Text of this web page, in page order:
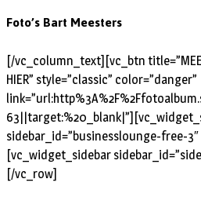
Foto’s Bart Meesters
[/vc_column_text][vc_btn title=”MEER
HIER” style=”classic” color=”danger”
sidebar_id=”businesslounge-free-3″
[vc_widget_sidebar
[/vc_row]